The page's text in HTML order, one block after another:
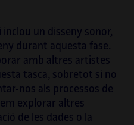
inclou un disseny sonor,
durant aquesta fase.
amb altres artistes
tasca, sobretot si no
nos als processos de
explorar altres
de les dades o la